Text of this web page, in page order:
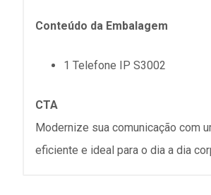
Conteúdo da Embalagem
1 Telefone IP S3002
CTA
Modernize sua comunicação com
eficiente e ideal para o dia a dia